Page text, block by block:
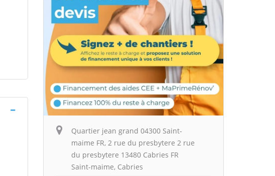
Quartier jean grand 04300 Saint-
maime FR, 2 rue du presbytere 2 rue
du presbytere 13480 Cabries FR
Saint-maime, Cabries